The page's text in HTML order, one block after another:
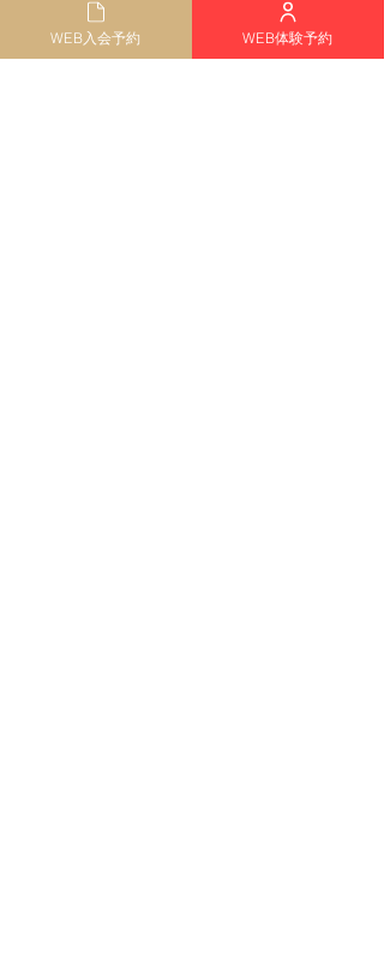
ていて、様々な栄養素や成分を吸収しやすいです。
そのため、ここで脂っこいものやカロリーが高いも
WEB入会予約 WEB体験予約